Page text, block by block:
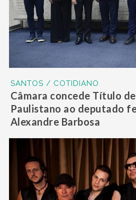
SANTOS / COTIDIANO
Câmara concede Título
Paulistano ao deputado
Alexandre Barbosa